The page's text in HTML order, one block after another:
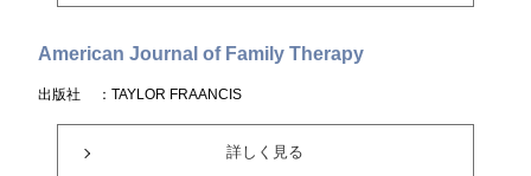
American Journal of Family Therapy
出版社 ：TAYLOR FRAANCIS
詳しく見る